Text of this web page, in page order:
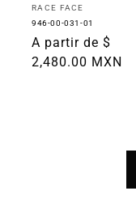
Proveedor:
RACE FACE
946-00-031-01
Precio
habitual
A partir de $
2,480.00 MXN